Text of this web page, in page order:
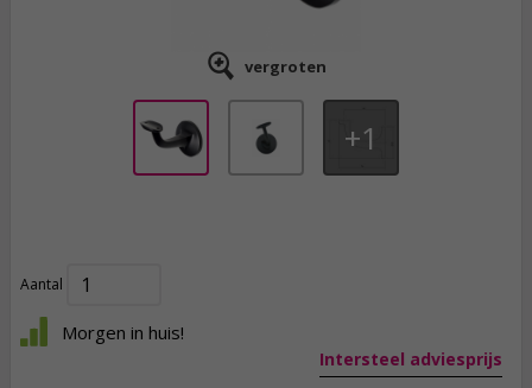
vergroten
1
Intersteel adviesprijs
Aantal
Morgen in huis!